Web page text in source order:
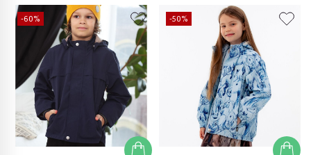
-60% -50%